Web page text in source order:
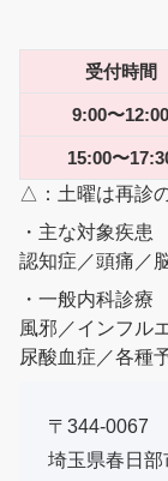
受付時間
9:00〜12:00
15:00〜
△：土曜は再診
・主な対象疾患
認知症／頭痛／
・一般内科診療
風邪／インフル
尿酸血症／各種
〒344-0067
埼玉県春日